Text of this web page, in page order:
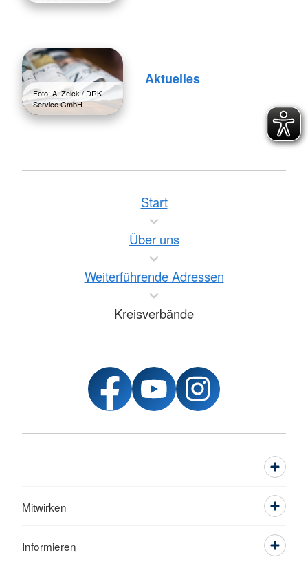
Foto: A. Zelck / DRK-
Service GmbH
Aktuelles
Start
Über uns
Weiterführende Adressen
Kreisverbände
Mitwirken
Informieren